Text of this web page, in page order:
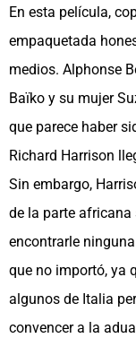
En esta película,
empaquetada
medios. Alphonse
Baïko y su mujer
que parece haber
Richard Harrison
Sin embargo,
de la parte africana
encontrarle
que no importó, ya
algunos de Italia
convencer a la